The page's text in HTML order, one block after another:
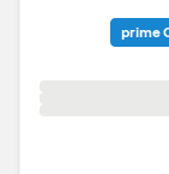
prime